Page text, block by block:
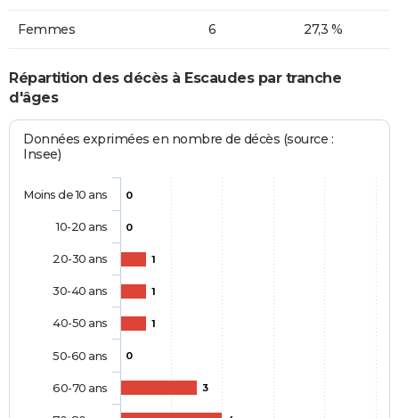
Femmes 6 27,3 %
Répartition des décès à Escaudes par tranche
d'âges
Données exprimées en nombre de décès (source :
Insee)
0
0
1
1
1
0
3
Moins de 10 ans
10-20 ans
20-30 ans
30-40 ans
40-50 ans
50-60 ans
60-70 ans